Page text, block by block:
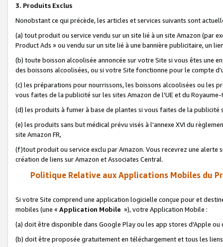
3. Produits Exclus
Nonobstant ce qui précède, les articles et services suivants sont
(a) tout produit ou service vendu sur un site lié à un site Amazon (par
Product Ads » ou vendu sur un site lié à une bannière publicitaire, un
(b) toute boisson alcoolisée annoncée sur votre Site si vous êtes une
des boissons alcoolisées, ou si votre Site fonctionne pour le compte
(c) les préparations pour nourrissons, les boissons alcoolisées ou les
vous faites de la publicité sur les sites Amazon de l'UE et du Royaume-
(d) les produits à fumer à base de plantes si vous faites de la publicité
(e) les produits sans but médical prévu visés à l'annexe XVI du
site Amazon FR,
(f)tout produit ou service exclu par Amazon. Vous recevrez une alerte
création de liens sur Amazon et Associates Central.
Politique Relative aux Applications Mobiles du
Si votre Site comprend une application logicielle conçue pour et
mobiles (une « Application Mobile »), votre Application Mobile :
(a) doit être disponible dans Google Play ou les app stores d'Apple ou
(b) doit être proposée gratuitement en téléchargement et tous les